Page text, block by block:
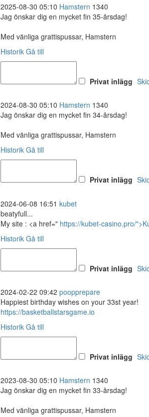
2025-08-30 05:10 Hamstern 1340
Jag önskar dig en mycket fin 35-årsdag!
Med vänliga grattispussar, Hamstern
Historik Gå till
Privat inlägg
2024-08-30 05:10 Hamstern 1340
Jag önskar dig en mycket fin 34-årsdag!
Med vänliga grattispussar, Hamstern
Historik Gå till
Privat inlägg
2024-06-08 16:51 kubet
beatyfull...
My site : <a href=" https://kubet-casino.pro/
Historik Gå till
Privat inlägg
2024-02-22 09:42 poopprepare
Happiest birthday wishes on your 33st year!
https://basketballstarsgame.io
Historik Gå till
Privat inlägg
2023-08-30 05:10 Hamstern 1340
Jag önskar dig en mycket fin 33-årsdag!
Med vänliga grattispussar, Hamstern